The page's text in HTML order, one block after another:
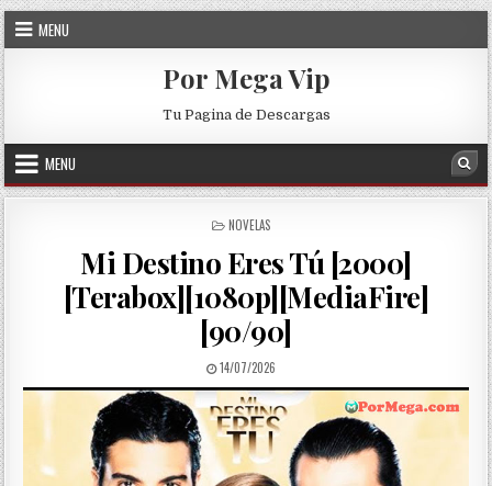
Skip to content
MENU
Por Mega Vip
Tu Pagina de Descargas
MENU
POSTED IN
NOVELAS
Mi Destino Eres Tú [2000]
[Terabox][1080p][MediaFire]
[90/90]
PUBLISHED DATE:
14/07/2026